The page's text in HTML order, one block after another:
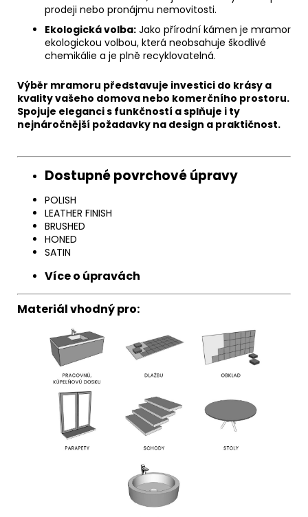
prodeji nebo pronájmu nemovitosti.
Ekologická volba: Jako přírodní kámen je mramor
ekologickou volbou, která neobsahuje škodlivé
chemikálie a je plně recyklovatelná.
textarea
Výběr mramoru představuje investici do krásy a
kvality vašeho domova nebo komerčního prostoru.
Spojuje eleganci s funkčností a splňuje i ty
nejnáročnější požadavky na design a praktičnost.
Chat
textareaDostupné povrchové úpravy
POLISH
LEATHER FINISH
BRUSHED
HONED
SATIN
Více o úpravách
Materiál vhodný pro: